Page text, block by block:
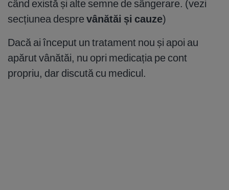
când există și alte semne de sângerare. (vezi
secțiunea despre vânătăi și cauze)
Dacă ai început un tratament nou și apoi au
apărut vânătăi, nu opri medicația pe cont
propriu, dar discută cu medicul.